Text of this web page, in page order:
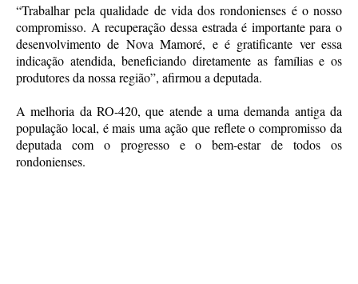
“Trabalhar pela qualidade de vida dos rondonienses é o nosso
compromisso. A recuperação dessa estrada é importante para o
desenvolvimento de Nova Mamoré, e é gratificante ver essa
indicação atendida, beneficiando diretamente as famílias e os
produtores da nossa região”, afirmou a deputada.
A melhoria da RO-420, que atende a uma demanda antiga da
população local, é mais uma ação que reflete o compromisso da
deputada com o progresso e o bem-estar de todos os
rondonienses.